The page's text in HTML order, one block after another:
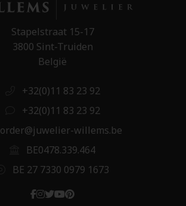
Stapelstraat 15-17
3800 Sint-Truiden
België
+32(0)11 83 23 92
+32(0)11 83 23 92
order@juwelier-willems.be
BE0478.339.464
BE 27 7330 0979 1673